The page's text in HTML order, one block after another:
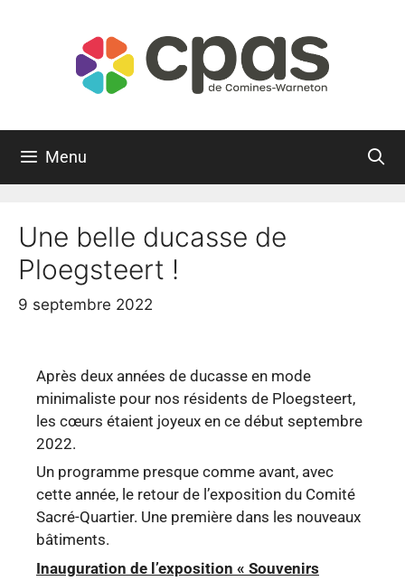
Menu
Une belle ducasse de
Ploegsteert !
9 septembre 2022
Après deux années de ducasse en mode
minimaliste pour nos résidents de Ploegsteert,
les cœurs étaient joyeux en ce début septembre
2022.
Un programme presque comme avant, avec
cette année, le retour de l’exposition du Comité
Sacré-Quartier. Une première dans les nouveaux
bâtiments.
Inauguration de l’exposition « Souvenirs